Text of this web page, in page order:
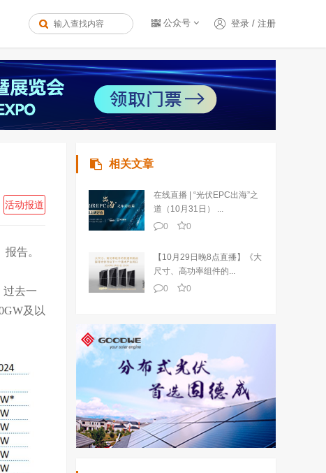
登录 / 注册
公众号
活动报道
告。
过去一
及以
相关文章
在线直播 | “光伏EPC出海”之
道（10月31日） ...
0
0
【10月29日晚8点直播】《大
尺寸、高功率组件的...
0
0